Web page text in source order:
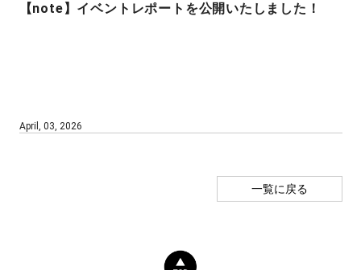
【note】イベントレポートを公開いたしました！
April, 03, 2026
一覧に戻る